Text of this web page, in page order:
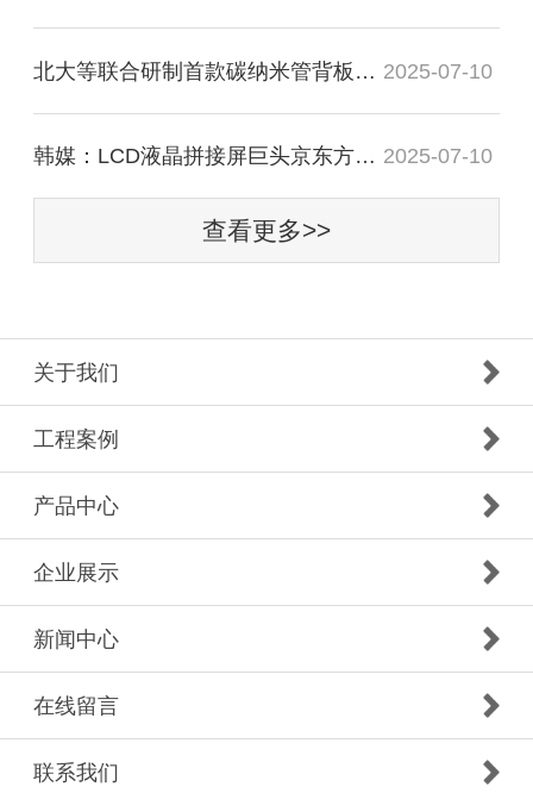
北大等联合研制首款碳纳米管背板驱动 2025-07-10
韩媒：LCD液晶拼接屏巨头京东方正在推进 2025-07-10
查看更多>>
关于我们
工程案例
产品中心
企业展示
新闻中心
在线留言
联系我们